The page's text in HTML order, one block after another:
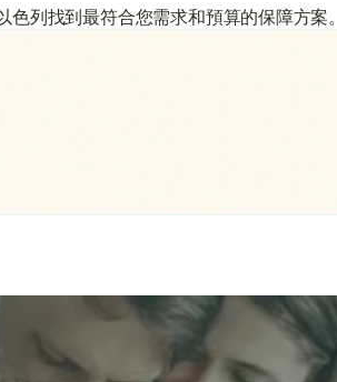
列找到最符合您需求和預算的保障方案。